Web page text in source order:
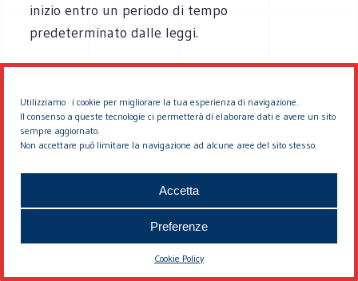
Utilizziamo i cookie per migliorare la tua esperienza di navigazione.
Il consenso a queste tecnologie ci permetterà di elaborare dati e avere un sito
sempre aggiornato.
Non accettare può limitare la navigazione ad alcune aree del sito stesso.
Accetta
Preferenze
Cookie Policy
inizio entro un periodo di tempo
predeterminato dalle leggi.
6. Le trasformazioni, fisiche e funzionali, degli
ottenimento, anche tacito, di un titolo
abilitativo comunale.
L’ottenimento dei titoli abilitativi relativi alle
trasformazioni, fisiche e funzionali, suscettibili
di variare il carico urbanistico puntuale e le
necessità di dotazioni di opere di urbanizzazione
e di spazi per servizi pubblici e per la fruizione